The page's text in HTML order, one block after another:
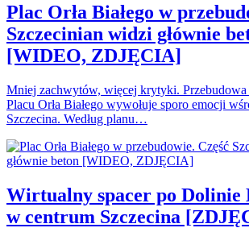
Plac Orła Białego w
Szczecinian widzi głównie
[WIDEO, ZDJĘCIA]
Mniej zachwytów, więcej krytyki. Przebudowa
Placu Orła Białego wywołuje sporo emocji
Szczecina. Według planu…
Wirtualny spacer po Dolinie
w centrum Szczecina